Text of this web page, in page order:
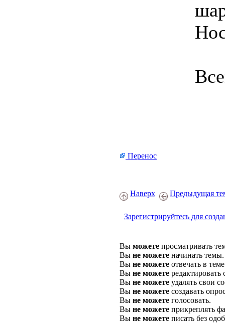
Перенос
Наверх Предыдущая
Зарегистрируйтесь для
Вы можете просматривать
Вы не можете начинать темы.
Вы не можете отвечать в
Вы не можете
Вы не можете удалять свои
Вы не можете создавать
Вы не можете голосовать.
Вы не можете прикреплять
Вы не можете писать без